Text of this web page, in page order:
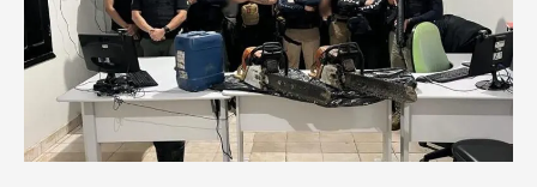
CINCO
PESSOAS
EXPLORAVAM
MADEIRA